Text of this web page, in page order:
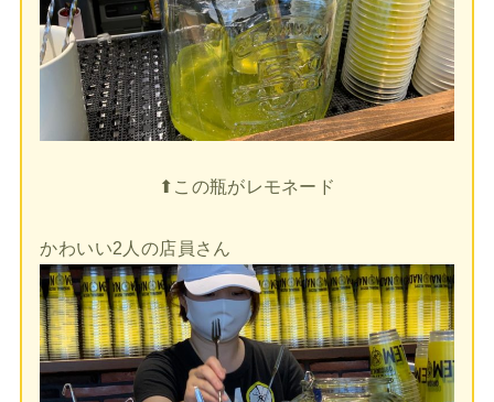
⬆︎この瓶がレモネード
かわいい2人の店員さん